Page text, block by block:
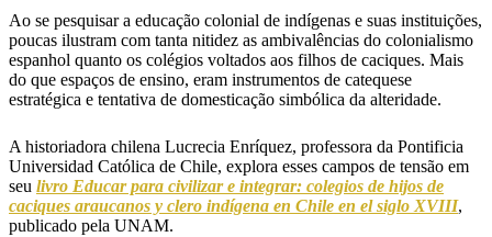
Ao se pesquisar a educação colonial de indígenas e suas instituições,
poucas ilustram com tanta nitidez as ambivalências do colonialismo
espanhol quanto os colégios voltados aos filhos de caciques. Mais
do que espaços de ensino, eram instrumentos de catequese
estratégica e tentativa de domesticação simbólica da alteridade.
A historiadora chilena Lucrecia Enríquez, professora da Pontificia
Universidad Católica de Chile, explora esses campos de tensão em
seu livro Educar para civilizar e integrar: colegios de hijos de
caciques araucanos y clero indígena en Chile en el siglo XVIII,
publicado pela UNAM.